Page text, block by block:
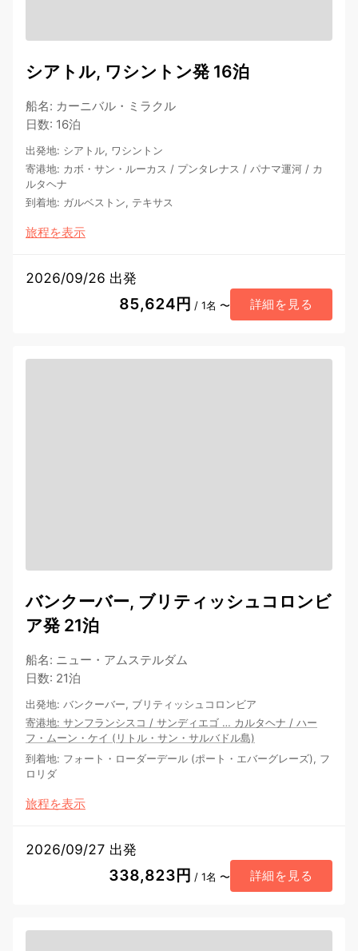
シアトル, ワシントン発 16泊
船名: カーニバル・ミラクル
日数: 16泊
出発地: シアトル, ワシントン
寄港地: カボ・サン・ルーカス / プンタレナス / パナマ運河 / カ
ルタヘナ
到着地: ガルベストン, テキサス
旅程を表示
2026/09/26 出発
85,624円 / 1名 〜 詳細を見る
バンクーバー, ブリティッシュコロンビ
ア発 21泊
船名: ニュー・アムステルダム
日数: 21泊
出発地: バンクーバー, ブリティッシュコロンビア
寄港地: サンフランシスコ / サンディエゴ … カルタヘナ / ハー
フ・ムーン・ケイ (リトル・サン・サルバドル島)
到着地: フォート・ローダーデール (ポート・エバーグレーズ), フ
ロリダ
旅程を表示
2026/09/27 出発
338,823円 / 1名 〜 詳細を見る